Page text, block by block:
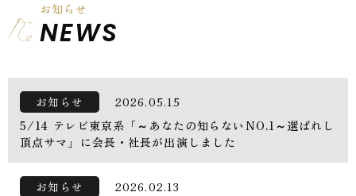
お知らせ
NEWS
お知らせ
2026.05.15
5/14 テレビ東京系「～あなたの知らないNO.1～選ばれし
頂点サマ」に会長・社長が出演しました
お知らせ
2026.02.13